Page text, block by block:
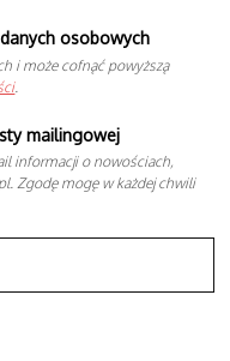
osobowych
i może cofnąć powyższą
.
mailingowej
informacji o nowościach,
Zgodę mogę w każdej chwili